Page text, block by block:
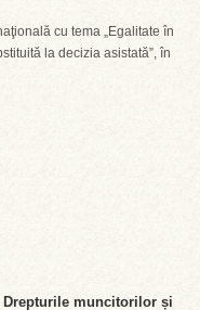
cu tema „Egalitate în
la decizia asistată”, în
Drepturile muncitorilor și